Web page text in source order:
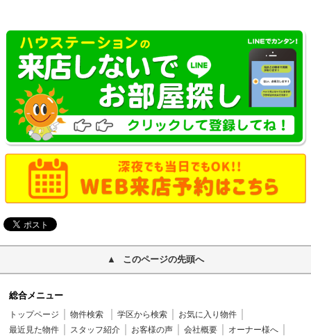
このページの先頭へ
総合メニュー
トップページ 物件検索 学区から検索
お気に入り物件
最近見た物件
スタッフ紹介 お客様の声 会社概要
オーナー様へ